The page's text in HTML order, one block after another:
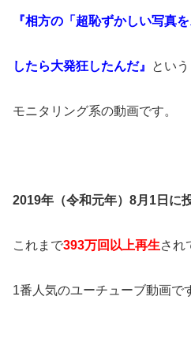
『相方の「超恥ずかしい写真を
したら大発狂したんだ』 という
モニタリング系の動画です。
2019年（令和元年）8月1日に
これまで393万回以上再生され
1番人気のユーチューブ動画で